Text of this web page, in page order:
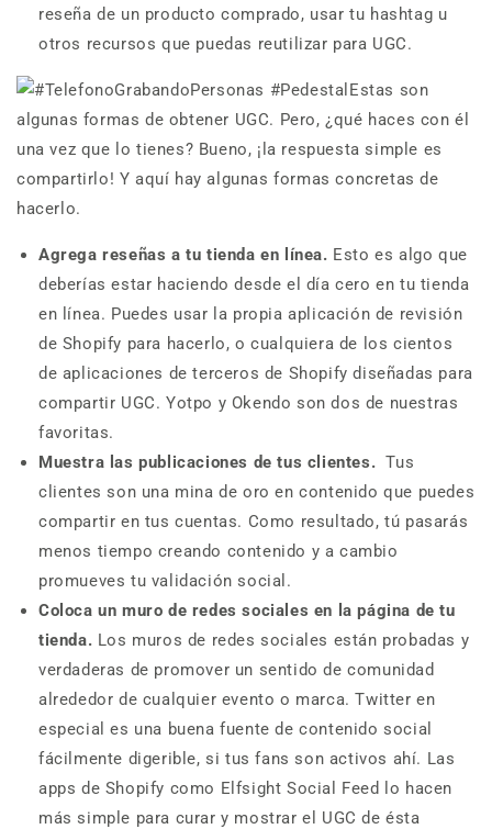
reseña de un producto comprado, usar tu hashtag u
otros recursos que puedas reutilizar para UGC.
Estas son
algunas formas de obtener UGC. Pero, ¿qué haces con él
una vez que lo tienes? Bueno, ¡la respuesta simple es
compartirlo! Y aquí hay algunas formas concretas de
hacerlo.
Agrega reseñas a tu tienda en línea. Esto es algo que
deberías estar haciendo desde el día cero en tu tienda
en línea. Puedes usar la propia aplicación de revisión
de Shopify para hacerlo, o cualquiera de los cientos
de aplicaciones de terceros de Shopify diseñadas para
compartir UGC. Yotpo y Okendo son dos de nuestras
favoritas.
Muestra las publicaciones de tus clientes. Tus
clientes son una mina de oro en contenido que puedes
compartir en tus cuentas. Como resultado, tú pasarás
menos tiempo creando contenido y a cambio
promueves tu validación social.
Coloca un muro de redes sociales en la página de tu
tienda. Los muros de redes sociales están probadas y
verdaderas de promover un sentido de comunidad
alrededor de cualquier evento o marca. Twitter en
especial es una buena fuente de contenido social
fácilmente digerible, si tus fans son activos ahí. Las
apps de Shopify como Elfsight Social Feed lo hacen
más simple para curar y mostrar el UGC de ésta